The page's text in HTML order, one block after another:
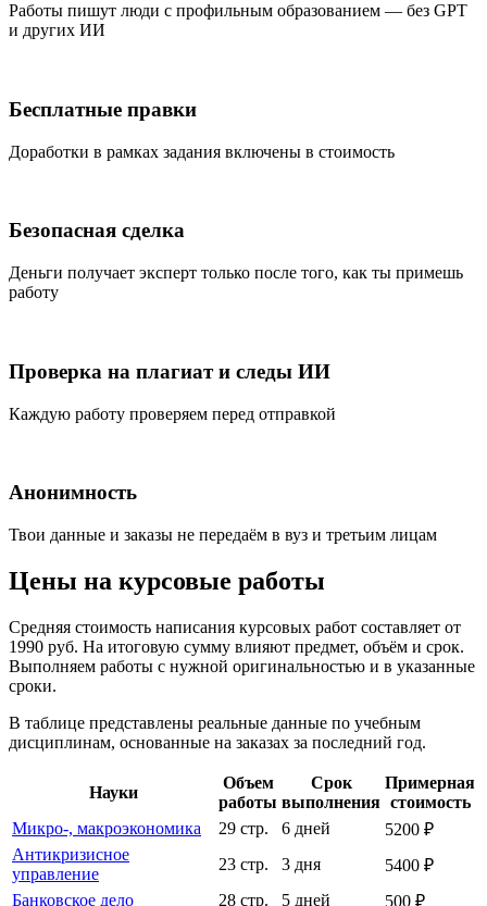
Работы пишут люди с профильным образованием — без GPT
и других ИИ
Бесплатные правки
Доработки в рамках задания включены в стоимость
Безопасная сделка
Деньги получает эксперт только после того, как ты примешь
работу
Проверка на плагиат и следы ИИ
Каждую работу проверяем перед отправкой
Анонимность
Твои данные и заказы не передаём в вуз и третьим лицам
Цены на курсовые работы
Средняя стоимость написания курсовых работ составляет от
1990 руб. На итоговую сумму влияют предмет, объём и срок.
Выполняем работы с нужной оригинальностью и в указанные
сроки.
В таблице представлены реальные данные по учебным
дисциплинам, основанные на заказах за последний год.
Науки
Объем
работы
Срок
выполнения
Примерная
стоимость
Микро-, макроэкономика
29 стр. 6 дней
5200 ₽
Антикризисное
управление
23 стр. 3 дня
5400 ₽
Банковское дело
28 стр. 5 дней 500 ₽